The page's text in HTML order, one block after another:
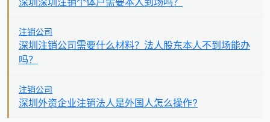
注销公司
深圳注销公司需要什么材料？法人股东本人不到场能办
吗？
注销公司
深圳外资企业注销法人是外国人怎么操作?